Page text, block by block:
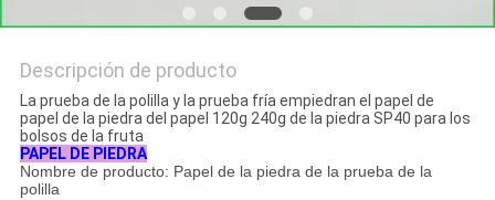
Descripción de producto
La prueba de la polilla y la prueba fría empiedran el papel de
papel de la piedra del papel 120g 240g de la piedra SP40 para los
bolsos de la fruta
PAPEL DE PIEDRA
Nombre de producto: Papel de la piedra de la prueba de la
polilla